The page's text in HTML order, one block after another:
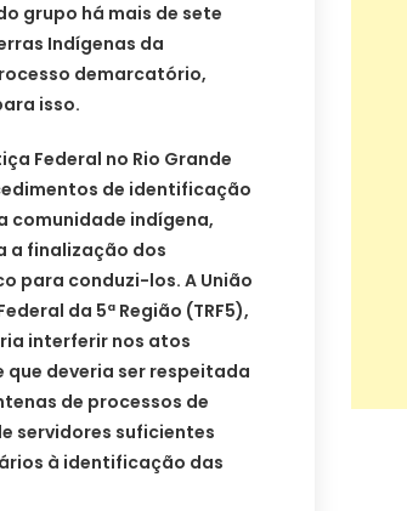
grupo há mais de sete
Indígenas da
demarcatório,
isso.
Federal no Rio Grande
de identificação
comunidade indígena,
a finalização dos
para conduzi-los. A União
da 5ª Região (TRF5),
interferir nos atos
deveria ser respeitada
de processos de
servidores suficientes
à identificação das